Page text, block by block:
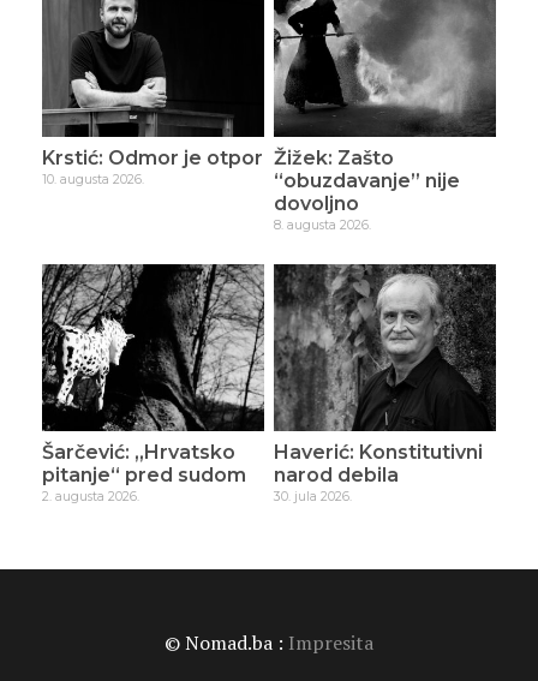
Krstić: Odmor je otpor
10. augusta 2026.
Žižek: Zašto
“obuzdavanje” nije
dovoljno
8. augusta 2026.
Šarčević: „Hrvatsko
pitanje“ pred sudom
2. augusta 2026.
Haverić: Konstitutivni
narod debila
30. jula 2026.
© Nomad.ba : Impresita